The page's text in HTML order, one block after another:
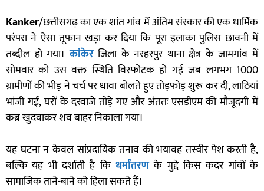
Kanker/छत्तीसगढ़ का एक शांत गांव में अंतिम संस्कार की एक धार्मिक
परंपरा ने ऐसा तूफान खड़ा कर दिया कि पूरा इलाका पुलिस छावनी में
तब्दील हो गया।कांकेरजिला के नरहरपुर थाना क्षेत्र के जामगांव में
सोमवार को उस वक्त स्थिति विस्फोटक हो गई जब लगभग 1000
ग्रामीणों की भीड़ ने चर्च पर धावा बोलते हुए तोड़फोड़ शुरू कर दी, लाठियां
भांजी गईं, घरों के दरवाजे तोड़े गए और अंततः एसडीएम की मौजूदगी में
कब्र खुदवाकर शव बाहर निकाला गया।
यह घटना न केवल सांप्रदायिक तनाव की भयावह तस्वीर पेश करती है,
बल्कि यह भी दर्शाती है कि धर्मांतरणके मुद्दे किस कदर गांवों के
सामाजिक ताने-बाने को हिला सकते हैं।